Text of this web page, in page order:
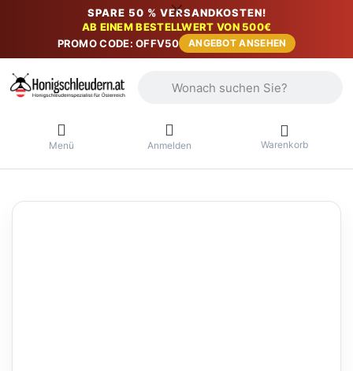
SPARE 50 % VERSANDKOSTEN!
AB EINEM BESTELLWERT VON 500€
PROMO CODE: OFFV50
ANGEBOT ANSEHEN
Menü Anmelden Warenkorb